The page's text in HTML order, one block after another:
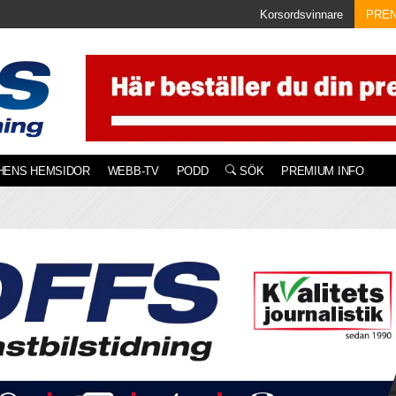
Korsordsvinnare
HEMSIDOR WEBB-TV PODD SÖK PREMIUM INFO